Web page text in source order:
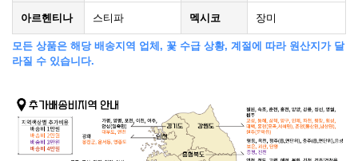
아르헨티나 스티파 멕시코 장미
모든 상품은 해당 배송지역 업체, 꽃 수급 상황, 계절에 따라 원산지가 달
라질 수 있습니다.